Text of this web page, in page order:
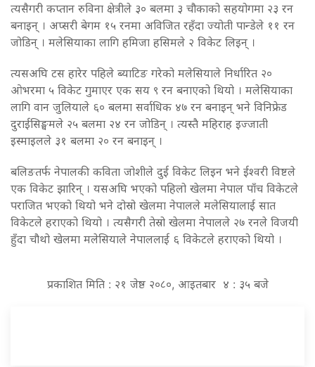
त्यसैगरी कप्तान रुविना क्षेत्रीले ३० बलमा ३ चौकाको सहयोगमा २३ रन
बनाइन् । अप्सरी बेगम १५ रनमा अविजित रहँदा ज्योती पान्डेले ११ रन
जोडिन् । मलेसियाका लागि हमिजा हसिमले २ विकेट लिइन् ।
त्यसअघि टस हारेर पहिले ब्याटिङ गरेको मलेसियाले निर्धारित २०
ओभरमा ५ विकेट गुमाएर एक सय ९ रन बनाएको थियो । मलेसियाका
लागि वान जुलियाले ६० बलमा सर्वाधिक ४७ रन बनाइन् भने विनिफ्रेड
दुराईसिङ्घमले २५ बलमा २४ रन जोडिन् । त्यस्तै महिराह इज्जाती
इस्माइलले ३१ बलमा २० रन बनाइन् ।
बलिङतर्फ नेपालकी कविता जोशीले दुई विकेट लिइन भने ईश्वरी विष्टले
एक विकेट झारिन् । यसअघि भएको पहिलो खेलमा नेपाल पाँच विकेटले
पराजित भएको थियो भने दोस्रो खेलमा नेपालले मलेसियालाई सात
विकेटले हराएको थियो । त्यसैगरी तेस्रो खेलमा नेपालले २७ रनले विजयी
हुँदा चौथो खेलमा मलेसियाले नेपाललाई ६ विकेटले हराएको थियो ।
प्रकाशित मिति : २१ जेष्ठ २०८०, आइतबार ४ : ३५ बजे